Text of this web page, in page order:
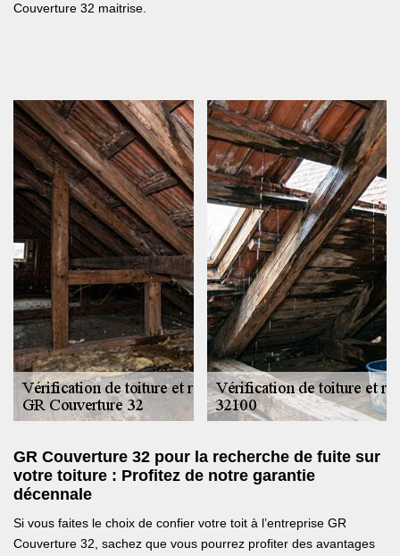
Couverture 32 maitrise.
GR Couverture 32 pour la recherche de fuite sur
votre toiture : Profitez de notre garantie
décennale
Si vous faites le choix de confier votre toit à l’entreprise GR
Couverture 32, sachez que vous pourrez profiter des avantages